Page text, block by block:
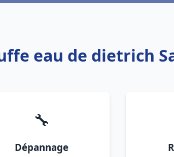
eau de dietrich
🔧
Dépannage